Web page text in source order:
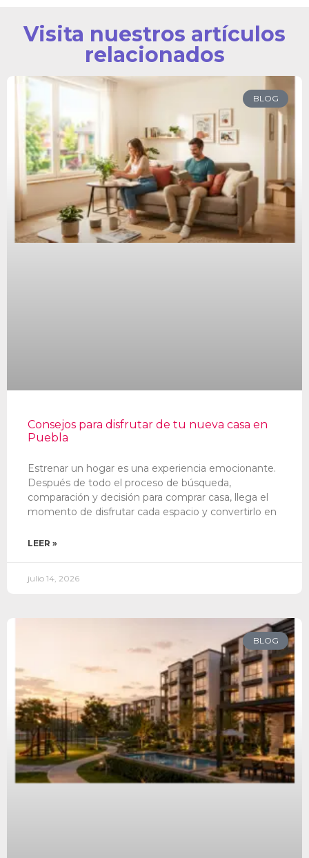
Visita nuestros artículos
relacionados
BLOG
Consejos para disfrutar de tu nueva casa en
Puebla
Estrenar un hogar es una experiencia emocionante.
Después de todo el proceso de búsqueda,
comparación y decisión para comprar casa, llega el
momento de disfrutar cada espacio y convertirlo en
LEER »
julio 14, 2026
BLOG